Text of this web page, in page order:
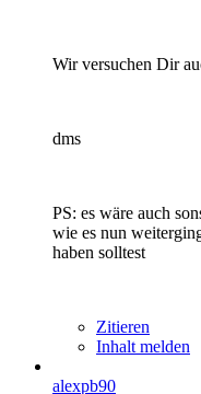
Wir versuchen Dir
dms
PS: es wäre auch
wie es nun
haben solltest
Zitieren
Inhalt melden
alexpb90